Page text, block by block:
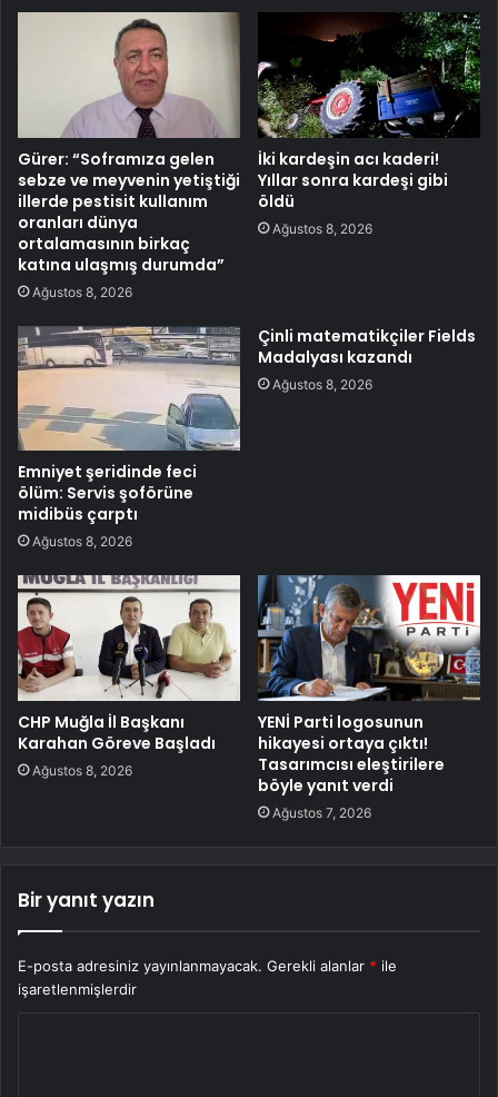
Gürer: “Soframıza gelen
sebze ve meyvenin yetiştiği
illerde pestisit kullanım
oranları dünya
ortalamasının birkaç
katına ulaşmış durumda”
Ağustos 8, 2026
İki kardeşin acı kaderi!
Yıllar sonra kardeşi gibi
öldü
Ağustos 8, 2026
Emniyet şeridinde feci
ölüm: Servis şoförüne
midibüs çarptı
Ağustos 8, 2026
Çinli matematikçiler Fields
Madalyası kazandı
Ağustos 8, 2026
CHP Muğla İl Başkanı
Karahan Göreve Başladı
Ağustos 8, 2026
YENİ Parti logosunun
hikayesi ortaya çıktı!
Tasarımcısı eleştirilere
böyle yanıt verdi
Ağustos 7, 2026
Bir yanıt yazın
E-posta adresiniz yayınlanmayacak. Gerekli alanlar * ile
işaretlenmişlerdir